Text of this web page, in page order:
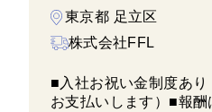
東京都 足立区
株式会社FFL
■入社お祝い金制度あ
お支払いします）■報